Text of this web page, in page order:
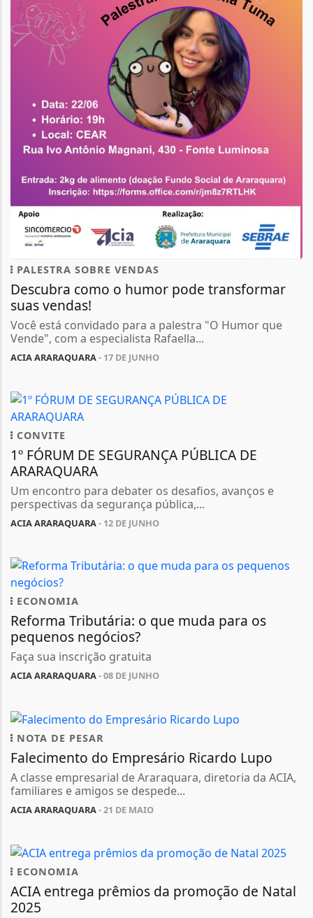
PALESTRA SOBRE VENDAS
Descubra como o humor pode transformar
suas vendas!
Você está convidado para a palestra "O Humor que
Vende", com a especialista Rafaella...
ACIA ARARAQUARA- 17 DE JUNHO
CONVITE
1º FÓRUM DE SEGURANÇA PÚBLICA DE
ARARAQUARA
Um encontro para debater os desafios, avanços e
perspectivas da segurança pública,...
ACIA ARARAQUARA- 12 DE JUNHO
ECONOMIA
Reforma Tributária: o que muda para os
pequenos negócios?
Faça sua inscrição gratuita
ACIA ARARAQUARA- 08 DE JUNHO
NOTA DE PESAR
Falecimento do Empresário Ricardo Lupo
A classe empresarial de Araraquara, diretoria da ACIA,
familiares e amigos se despede...
ACIA ARARAQUARA- 21 DE MAIO
ECONOMIA
ACIA entrega prêmios da promoção de Natal
2025